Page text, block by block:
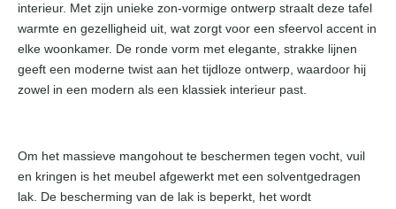
interieur. Met zijn unieke zon-vormige ontwerp straalt deze tafel
warmte en gezelligheid uit, wat zorgt voor een sfeervol accent in
elke woonkamer. De ronde vorm met elegante, strakke lijnen
geeft een moderne twist aan het tijdloze ontwerp, waardoor hij
zowel in een modern als een klassiek interieur past.
Om het massieve mangohout te beschermen tegen vocht, vuil
en kringen is het meubel afgewerkt met een solventgedragen
lak. De bescherming van de lak is beperkt, het wordt